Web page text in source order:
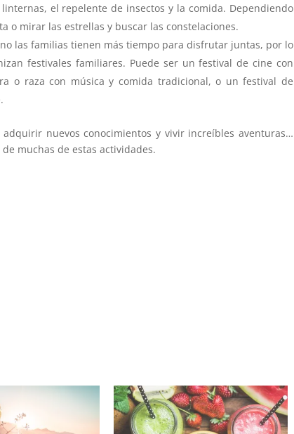
el repelente de insectos y la comida. Dependiendo
o mirar las estrellas y buscar las constelaciones.
las familias tienen más tiempo para disfrutar juntas, por lo
festivales familiares. Puede ser un festival de cine con
o raza con música y comida tradicional, o un festival de
nuevos conocimientos y vivir increíbles aventuras…
muchas de estas actividades.